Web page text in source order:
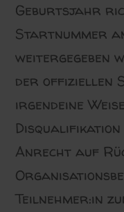
Geburtsjahr
Startnummer
weitergegeben
der offiziellen
irgendeine
Disqualifikation
Anrecht auf
Teilnehmer:in